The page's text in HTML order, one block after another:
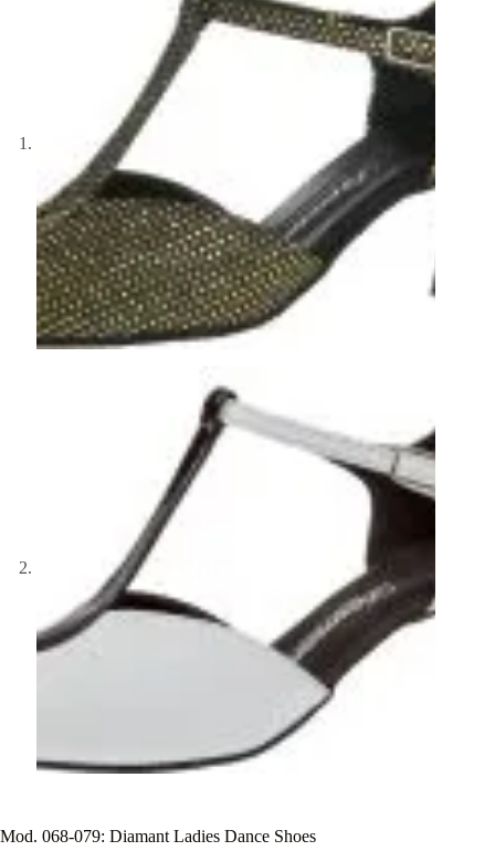
Mod. 068-079: Diamant Ladies Dance Shoes